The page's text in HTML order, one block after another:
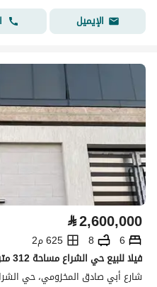
الإيميل
⃁2,600,000
6
8
625 م2
فيلا للبيع حي الشراع مساحة 312 متر
شارع أبي صادق المخزومي، حي